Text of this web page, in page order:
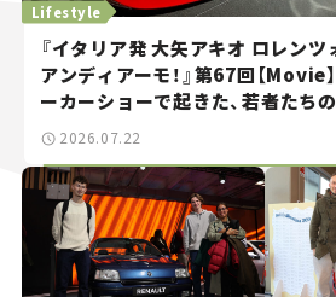
Lifestyle
『イタリア発 大矢アキオ ロレン
アンディアーモ！』第67回【
ーカーショーで起きた、若者たちの
2026.07.22